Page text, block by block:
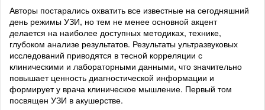
Авторы постарались охватить все известные на сегодняшний
день режимы УЗИ, но тем не менее основной акцент
делается на наиболее доступных методиках, технике,
глубоком анализе результатов. Результаты ультразвуковых
исследований приводятся в тесной корреляции с
клиническими и лабораторными данными, что значительно
повышает ценность диагностической информации и
формирует у врача клиническое мышление. Первый том
посвящен УЗИ в акушерстве.